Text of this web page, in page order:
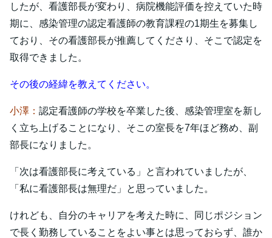
したが、看護部長が変わり、病院機能評価を控えていた時
期に、感染管理の認定看護師の教育課程の1期生を募集し
ており、その看護部長が推薦してくださり、そこで認定を
取得できました。
その後の経緯を教えてください。
小澤： 認定看護師の学校を卒業した後、感染管理室を新し
く立ち上げることになり、そこの室長を7年ほど務め、副
部長になりました。
「次は看護部長に考えている」と言われていましたが、
「私に看護部長は無理だ」と思っていました。
けれども、自分のキャリアを考えた時に、同じポジション
で長く勤務していることをよい事とは思っておらず、誰か